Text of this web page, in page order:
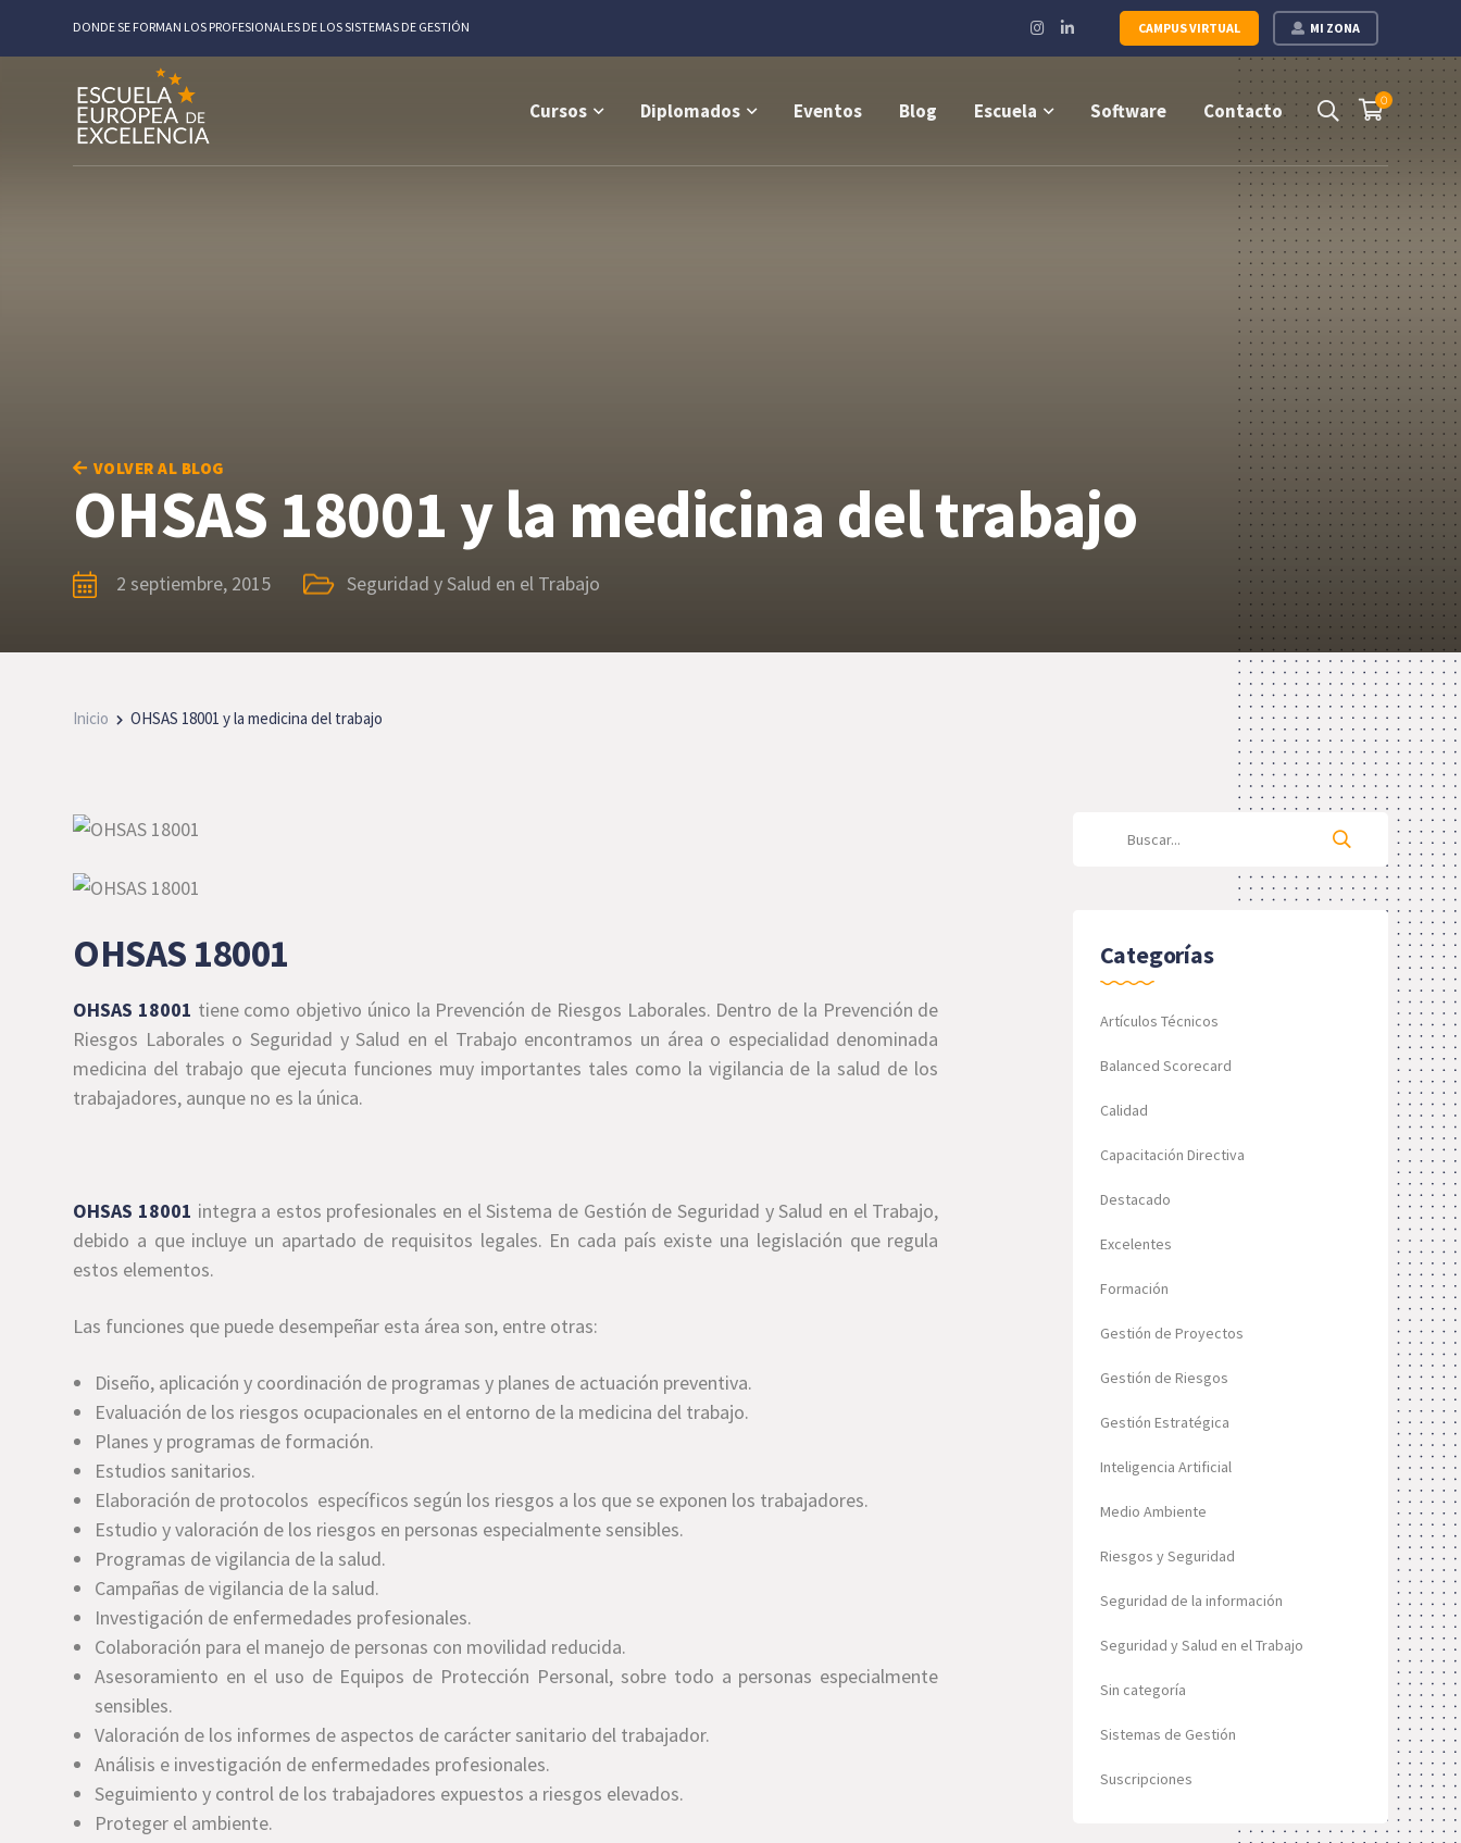
MI ZONA
CAMPUS VIRTUAL
DONDE SE FORMAN LOS PROFESIONALES DE LOS SISTEMAS DE GESTIÓN
Instagram
Profile
LinkedIn
Profile
0
Cursos Diplomados Eventos Blog Escuela Software Contacto
VOLVER AL BLOG
OHSAS 18001 y la medicina del trabajo
2 septiembre, 2015 Seguridad y Salud en el Trabajo
Inicio OHSAS 18001 y la medicina del trabajo
OHSAS 18001
OHSAS 18001 tiene como objetivo único la Prevención de Riesgos Laborales. Dentro de la Prevención de
Riesgos Laborales o Seguridad y Salud en el Trabajo encontramos un área o especialidad denominada
medicina del trabajo que ejecuta funciones muy importantes tales como la vigilancia de la salud de los
trabajadores, aunque no es la única.
OHSAS 18001 integra a estos profesionales en el Sistema de Gestión de Seguridad y Salud en el Trabajo,
debido a que incluye un apartado de requisitos legales. En cada país existe una legislación que regula
estos elementos.
Las funciones que puede desempeñar esta área son, entre otras:
Diseño, aplicación y coordinación de programas y planes de actuación preventiva.
Evaluación de los riesgos ocupacionales en el entorno de la medicina del trabajo.
Planes y programas de formación.
Estudios sanitarios.
Elaboración de protocolos específicos según los riesgos a los que se exponen los trabajadores.
Estudio y valoración de los riesgos en personas especialmente sensibles.
Programas de vigilancia de la salud.
Campañas de vigilancia de la salud.
Investigación de enfermedades profesionales.
Colaboración para el manejo de personas con movilidad reducida.
Asesoramiento en el uso de Equipos de Protección Personal, sobre todo a personas especialmente
sensibles.
Valoración de los informes de aspectos de carácter sanitario del trabajador.
Análisis e investigación de enfermedades profesionales.
Seguimiento y control de los trabajadores expuestos a riesgos elevados.
Proteger el ambiente.
Categorías
Artículos Técnicos
Balanced Scorecard
Calidad
Capacitación Directiva
Destacado
Excelentes
Formación
Gestión de Proyectos
Gestión de Riesgos
Gestión Estratégica
Inteligencia Artificial
Medio Ambiente
Riesgos y Seguridad
Seguridad de la información
Seguridad y Salud en el Trabajo
Sin categoría
Sistemas de Gestión
Suscripciones